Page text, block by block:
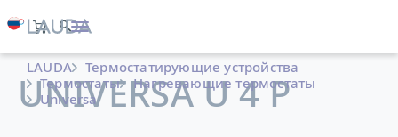
LAUDA
Термостатирующие устройства
Термостаты
Нагревающие термостаты
Universa
UNIVERSA U 4 P